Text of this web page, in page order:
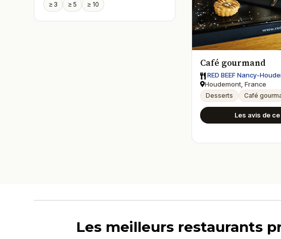
≥ 3 ≥ 5 ≥ 10
Café gourmand
RED BEEF Nancy-
Houdemont, France
Desserts
Café
Les avis de
Les meilleurs restaurants